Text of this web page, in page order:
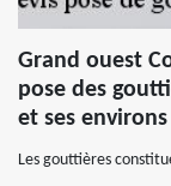
Grand ouest
pose des
et ses
Les gouttières